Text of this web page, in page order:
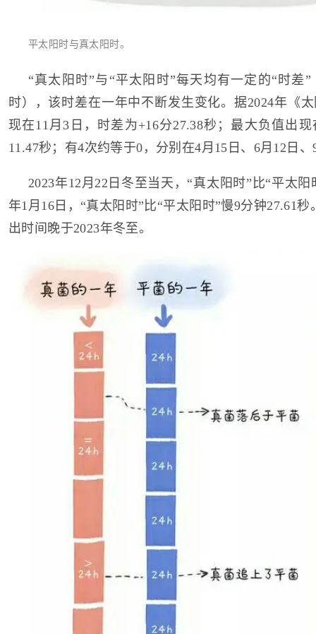
平太阳时与真太阳时。
“真太阳时”与“平太阳时”每天均有一定的“时差
时），该时差在一年中不断发生变化。据2024年《
现在11月3日，时差为+16分27.38秒；最大负值出
11.47秒；有4次约等于0，分别在4月15日、6月12日
2023年12月22日冬至当天，“真太阳时”比“平太阳
年1月16日，“真太阳时”比“平太阳时”慢9分钟27.61
出时间晚于2023年冬至。